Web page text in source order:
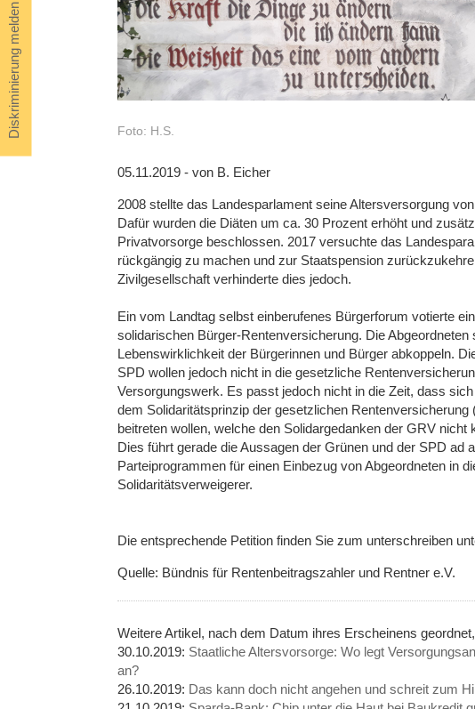
Diskriminierung melden Foto: H.S.
05.11.2019 - von B. Eicher
2008 stellte das Landesparlament seine Altersversorgung
Dafür wurden die Diäten um ca. 30 Prozent erhöht und
Privatvorsorge beschlossen. 2017 versuchte das
rückgängig zu machen und zur Staatspension
Zivilgesellschaft verhinderte dies jedoch.
Ein vom Landtag selbst einberufenes Bürgerforum votierte
solidarischen Bürger-Rentenversicherung. Die
Lebenswirklichkeit der Bürgerinnen und Bürger abkoppeln.
SPD wollen jedoch nicht in die gesetzliche
Versorgungswerk. Es passt jedoch nicht in die Zeit, dass
dem Solidaritätsprinzip der gesetzlichen
beitreten wollen, welche den Solidargedanken der GRV
Dies führt gerade die Aussagen der Grünen und der SPD ad
Parteiprogrammen für einen Einbezug von Abgeordneten in
Solidaritätsverweigerer.
Die entsprechende Petition finden Sie zum unterschreiben
Quelle: Bündnis für Rentenbeitragszahler und Rentner e.V.
Weitere Artikel, nach dem Datum ihres Erscheinens
30.10.2019: Staatliche Altersvorsorge: Wo legt
an?
26.10.2019: Das kann doch nicht angehen und schreit zum